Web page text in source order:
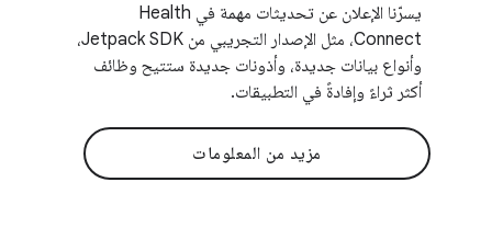
يسرّنا الإعلان عن تحديثات مهمة في Health
Connect، مثل الإصدار التجريبي من Jetpack SDK،
وأنواع بيانات جديدة، وأذونات جديدة ستتيح وظائف
أكثر ثراءً وإفادةً في التطبيقات.
مزيد من المعلومات